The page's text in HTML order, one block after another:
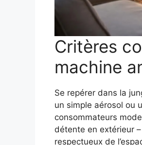
Critères
machine
Se repérer dans la
un simple aérosol ou
consommateurs
détente en extérieur
respectueux de